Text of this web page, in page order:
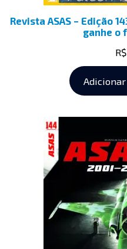
Revista ASAS – Edição
ganhe o
R$